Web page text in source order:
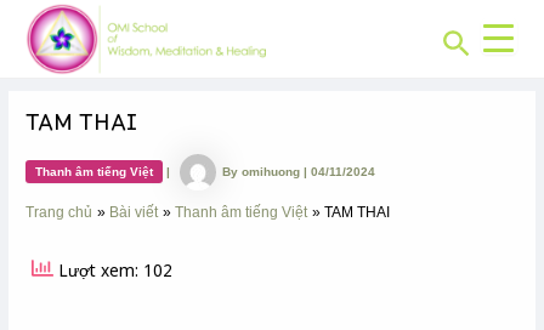
content
Search
TAM THAI
Thanh âm tiếng Việt | Byomihuong|04/11/2024
Trang chủ Bài viết Thanh âm tiếng Việt TAM THAI
Lượt xem: 102
Post
navigation
CHUYÊN
MỤC: